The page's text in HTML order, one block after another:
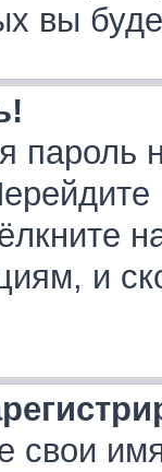
вы
пароль
и
свои